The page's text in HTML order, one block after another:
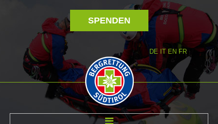
SPENDEN
DE IT EN FR